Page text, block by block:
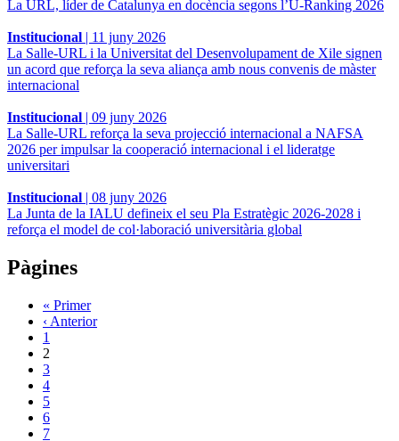
La URL, líder de Catalunya en docència segons l’U-Ranking 2026
Institucional | 11 juny 2026
La Salle-URL i la Universitat del Desenvolupament de Xile signen
un acord que reforça la seva aliança amb nous convenis de màster
internacional
Institucional | 09 juny 2026
La Salle-URL reforça la seva projecció internacional a NAFSA
2026 per impulsar la cooperació internacional i el lideratge
universitari
Institucional | 08 juny 2026
La Junta de la IALU defineix el seu Pla Estratègic 2026-2028 i
reforça el model de col·laboració universitària global
Pàgines
« Primer
‹ Anterior
1
2
3
4
5
6
7